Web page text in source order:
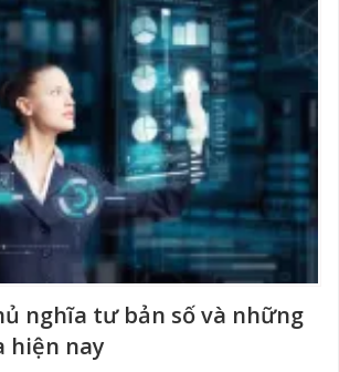
nghĩa tư bản số và những
hiện nay